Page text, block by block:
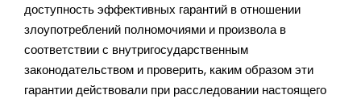
доступность эффективных гарантий в отношении
злоупотреблений полномочиями и произвола в
соответствии с внутригосударственным
законодательством и проверить, каким образом эти
гарантии действовали при расследовании настоящего